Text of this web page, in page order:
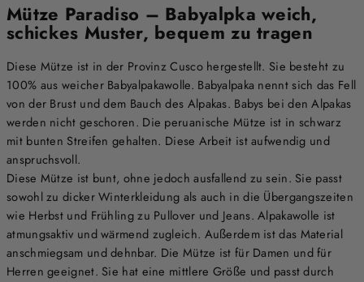
Mütze Paradiso – Babyalpka weich,
schickes Muster, bequem zu tragen
Diese Mütze ist in der Provinz Cusco hergestellt. Sie besteht zu
100% aus weicher Babyalpakawolle. Babyalpaka nennt sich das Fell
von der Brust und dem Bauch des Alpakas. Babys bei den Alpakas
werden nicht geschoren. Die peruanische Mütze ist in schwarz
mit bunten Streifen gehalten. Diese Arbeit ist aufwendig und
anspruchsvoll.
Diese Mütze ist bunt, ohne jedoch ausfallend zu sein. Sie passt
sowohl zu dicker Winterkleidung als auch in die Übergangszeiten
wie Herbst und Frühling zu Pullover und Jeans. Alpakawolle ist
atmungsaktiv und wärmend zugleich. Außerdem ist das Material
anschmiegsam und dehnbar. Die Mütze ist für Damen und für
Herren geeignet. Sie hat eine mittlere Größe und passt durch